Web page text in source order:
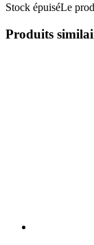
Stock épuiséLe
Produits